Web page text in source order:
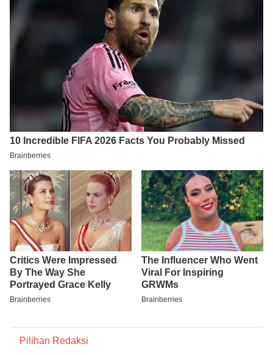
Pilihan Redaksi